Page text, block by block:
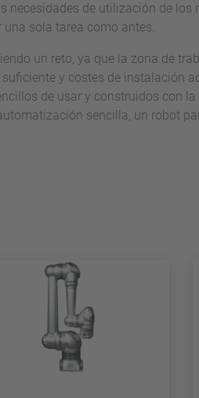
de utilización de los
sola tarea como antes.
un reto, ya que la zona de
y costes de instalación
de usar y construidos con
sencilla, un robot